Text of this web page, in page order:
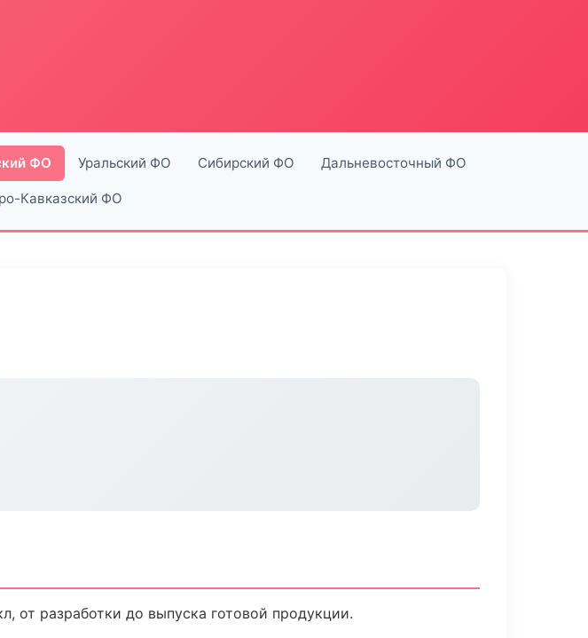
ФО Уральский ФО Сибирский ФО Дальневосточный ФО
Кавказский ФО
от разработки до выпуска готовой продукции.